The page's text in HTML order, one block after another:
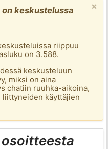
×
keskustelussa
riippuu
on 3.588.
keskusteluun
miksi on aina
chatiin ruuhka-aikoina,
käyttäjien